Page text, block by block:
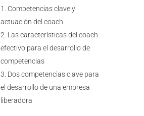
Competencias clave y
actuación del coach
Las características del coach
efectivo para el desarrollo de
competencias
Dos competencias clave para
el desarrollo de una empresa
liberadora